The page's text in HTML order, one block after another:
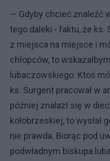
— Gdyby chcieć znaleźć
tego daleki - faktu, że ks.
z miejsca na miejsce i
chłopców, to
lubaczowskiego. Ktoś
ks. Surgent pracował w
później znalazł się w
kołobrzeskiej, to wysłał
nie prawda. Biorąc pod
podwładnym biskupa